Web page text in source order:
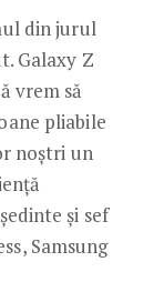
din jurul
Galaxy Z
vrem să
pliabile
noștri un
și sef
Samsung